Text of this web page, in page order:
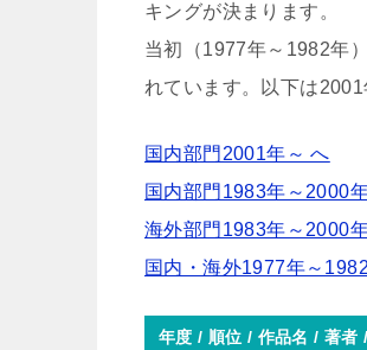
キングが決まります。
当初（1977年～1982年
れています。以下は
国内部門2001年～ へ
国内部門1983年～2000
海外部門1983年～2000
国内・海外1977年～
年度 / 順位 / 作品名 / 著者